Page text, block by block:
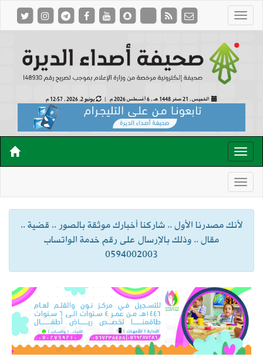
الخميس , 21 صفر 1448 هـ , 6 أغسطس 2026 م | يونيو 2, 2026 , 12:57 م
لأنك مصدرنا الأول .. شاركنا أخبارك موثقة بالصور .. قضية ..
مقال .. وذلك بالإرسال على رقم خدمة الواتساب
0594002003